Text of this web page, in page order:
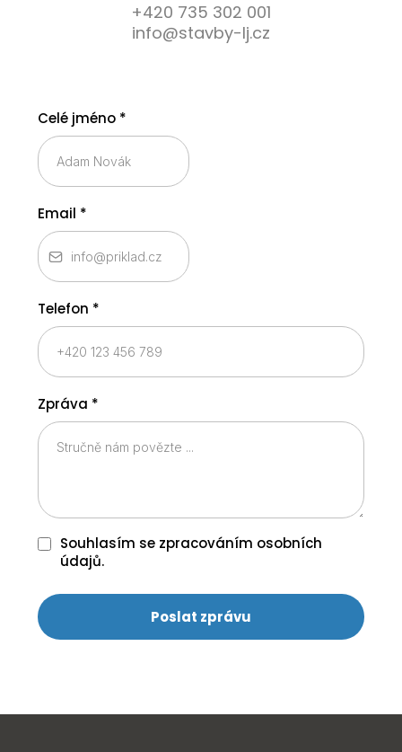
+420 735 302 001
info@stavby-lj.cz
Celé jméno *
Email *
Telefon *
Zpráva *
Souhlasím se zpracováním osobních
údajů.
Poslat zprávu